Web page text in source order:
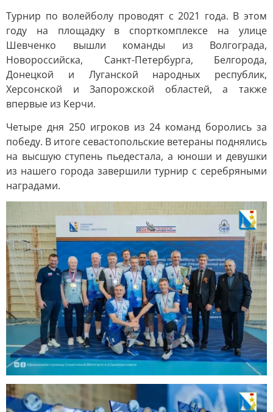
Турнир по волейболу проводят с 2021 года. В этом
году на площадку в спорткомплексе на улице
Шевченко вышли команды из Волгограда,
Новороссийска, Санкт-Петербурга, Белгорода,
Донецкой и Луганской народных республик,
Херсонской и Запорожской областей, а также
впервые из Керчи.
Четыре дня 250 игроков из 24 команд боролись за
победу. В итоге севастопольские ветераны поднялись
на высшую ступень пьедестала, а юноши и девушки
из нашего города завершили турнир с серебряными
наградами.